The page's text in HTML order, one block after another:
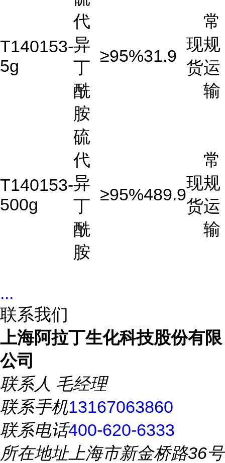
T140153-
5g
代
异
丁
酰
胺
≥95%31.9
现
货
常
规
运
输
T140153-
500g
硫
代
异
丁
酰
胺
≥95%489.9
现
货
常
规
运
输
...
联系我们
上海阿拉丁生化科技股份有限
公司
联系人 毛经理
联系手机13167063860
联系电话400-620-6333
所在地址上海市新金桥路36号